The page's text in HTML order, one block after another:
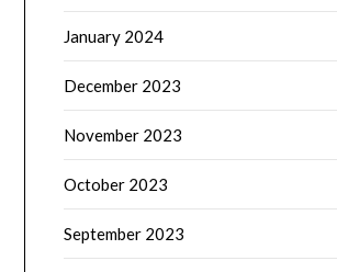
January 2024
December 2023
November 2023
October 2023
September 2023